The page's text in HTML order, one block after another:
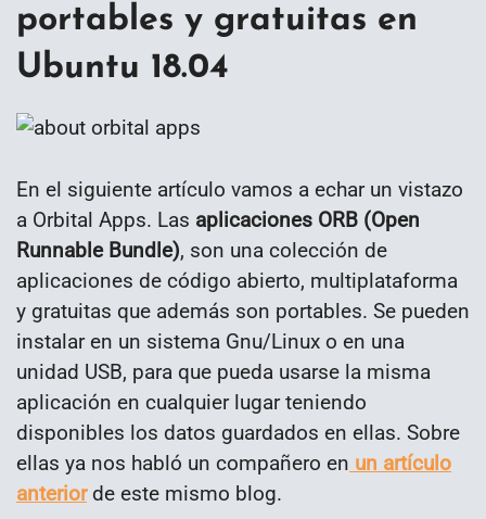
portables y gratuitas en
Ubuntu 18.04
En el siguiente artículo vamos a echar un vistazo
a Orbital Apps. Las aplicaciones ORB (Open
Runnable Bundle), son una colección de
aplicaciones de código abierto, multiplataforma
y gratuitas que además son portables. Se pueden
instalar en un sistema Gnu/Linux o en una
unidad USB, para que pueda usarse la misma
aplicación en cualquier lugar teniendo
disponibles los datos guardados en ellas. Sobre
ellas ya nos habló un compañero en un artículo
anteriorde este mismo blog.